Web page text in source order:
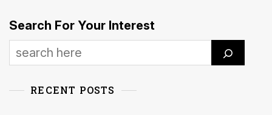
Search For Your Interest
RECENT POSTS